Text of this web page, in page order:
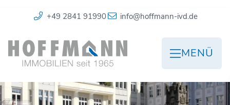
+49 2841 91990 info@hoffmann-ivd.de
MENÜ